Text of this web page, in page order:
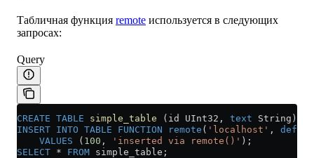
Табличная функция remote используется в следующих
запросах:
Query
CREATE TABLE simple_table (id UInt32, text String)
INSERT INTO TABLE FUNCTION remote ( 'localhost' ,
    VALUES
( 100 , 'inserted via remote()' );
SELECT * FROM simple_table;